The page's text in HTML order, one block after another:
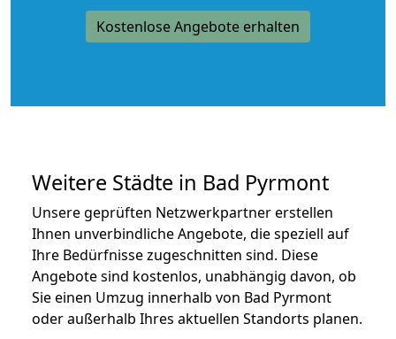
Kostenlose Angebote erhalten
Weitere Städte in Bad Pyrmont
Unsere geprüften Netzwerkpartner erstellen
Ihnen unverbindliche Angebote, die speziell auf
Ihre Bedürfnisse zugeschnitten sind. Diese
Angebote sind kostenlos, unabhängig davon, ob
Sie einen Umzug innerhalb von Bad Pyrmont
oder außerhalb Ihres aktuellen Standorts planen.